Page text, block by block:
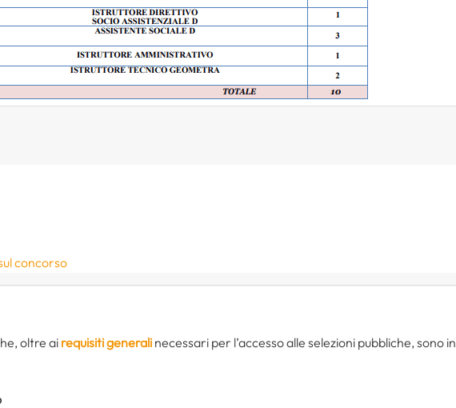
concorso
oltre ai requisiti generali necessari per l’accesso alle selezioni pubbliche, sono in